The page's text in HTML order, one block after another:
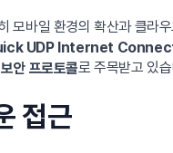
모바일 환경의 확산과 클
UDP Internet
안 프로토콜로 주목받고 있
접근